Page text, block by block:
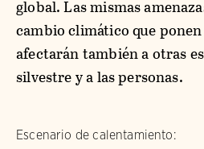
global. Las mismas
cambio climático que ponen
afectarán también a otras
silvestre y a las personas.
Escenario de calentamiento: